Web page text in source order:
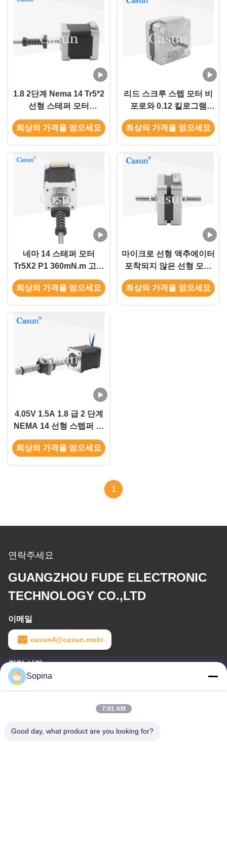
1.8 2단계 Nema 14 Tr5*2
선형 스테퍼 모터
35*35*42mm 0.36N.m
최상의 가격을 얻으세요
리드 스크루 스텝 모터 비
포로와 0.12 킬로그램
Tr5*2 NEMA 14 스텝 모
터
최상의 가격을 얻으세요
네마 14 스테퍼 모터
Tr5X2 P1 360mN.m 고밀
도의 하이브리드 스테퍼
모터
최상의 가격을 얻으세요
마이크로 선형 액추에이터
포착되지 않은 선형 모터
1.8도 nema 14 0.4A 납 나
사 스텝 모터
최상의 가격을 얻으세요
4.05V 1.5A 1.8 급 2 단계
NEMA 14 선형 스텝퍼 모
터 35x35mm 볼 스크류
최상의 가격을 얻으세요
1
연락주세요
GUANGZHOU FUDE ELECTRONIC
TECHNOLOGY CO.,LTD
이메일
casun4@casun.mobi
작업 시간
8:00-20:00
NO.61 핑시 산업 구역, 후아산 시, 후아두 구, 광저우, 510880,중국
Sopina
7:01 AM
Good day, what product are you looking for?